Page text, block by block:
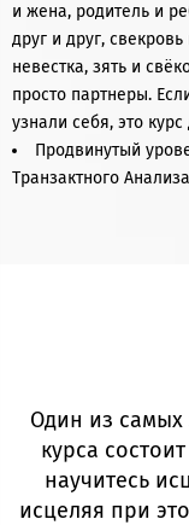
и жена, родитель и
друг и друг, свекровь
невестка, зять и
просто партнеры.
узнали себя, это
Продвинутый
Транзактного Анализа
Один из самых
курса
научитесь
исцеляя при